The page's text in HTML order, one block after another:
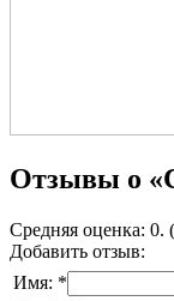
Отзывы о
Средняя оценка: 0.
Добавить отзыв:
Имя: *